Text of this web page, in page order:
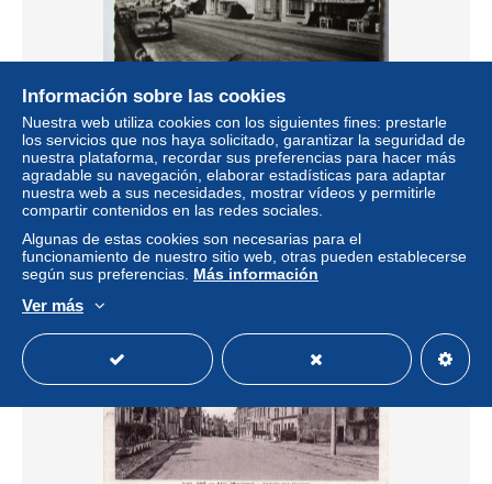
cpsm...Pré-en-Pail...(mayenne)...rue aristide briand...(café
V.Huve.. auto 203.)...
± 1,73 US$
Nuevo
Información sobre las cookies
Nuestra web utiliza cookies con los siguientes fines: prestarle
los servicios que nos haya solicitado, garantizar la seguridad de
nuestra plataforma, recordar sus preferencias para hacer más
agradable su navegación, elaborar estadísticas para adaptar
nuestra web a sus necesidades, mostrar vídeos y permitirle
compartir contenidos en las redes sociales.
Algunas de estas cookies son necesarias para el
funcionamiento de nuestro sitio web, otras pueden establecerse
según sus preferencias. Más información
Ver más